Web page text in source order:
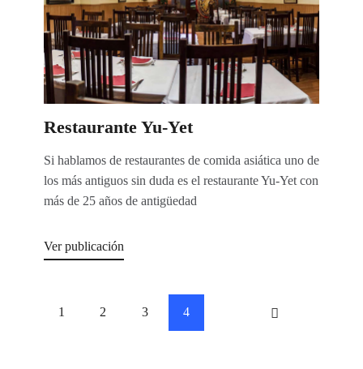
Restaurante Yu-Yet
Si hablamos de restaurantes de comida asiática uno de
los más antiguos sin duda es el restaurante Yu-Yet con
más de 25 años de antigüedad
Ver publicación
Paginación
<
PÁGINA
1 PÁGINA
2 PÁGINA
3 PÁGINA
4